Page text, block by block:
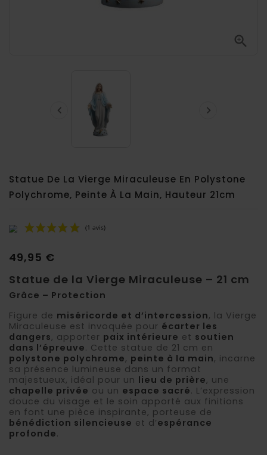

 
Statue De La Vierge Miraculeuse En Polystone
Polychrome, Peinte À La Main, Hauteur 21cm
(1 avis)
49,95 €
Statue de la Vierge Miraculeuse – 21 cm
Grâce – Protection
Figure de miséricorde et d’intercession, la Vierge
Miraculeuse est invoquée pour écarter les
dangers, apporter paix intérieure et soutien
dans l’épreuve. Cette statue de 21 cm en
polystone polychrome, peinte à la main, incarne
sa présence lumineuse dans un format
majestueux, idéal pour un lieu de prière, une
chapelle privée ou un espace sacré. L’expression
douce du visage et le soin apporté aux finitions
en font une pièce inspirante, porteuse de
bénédiction silencieuse et d’espérance
profonde.